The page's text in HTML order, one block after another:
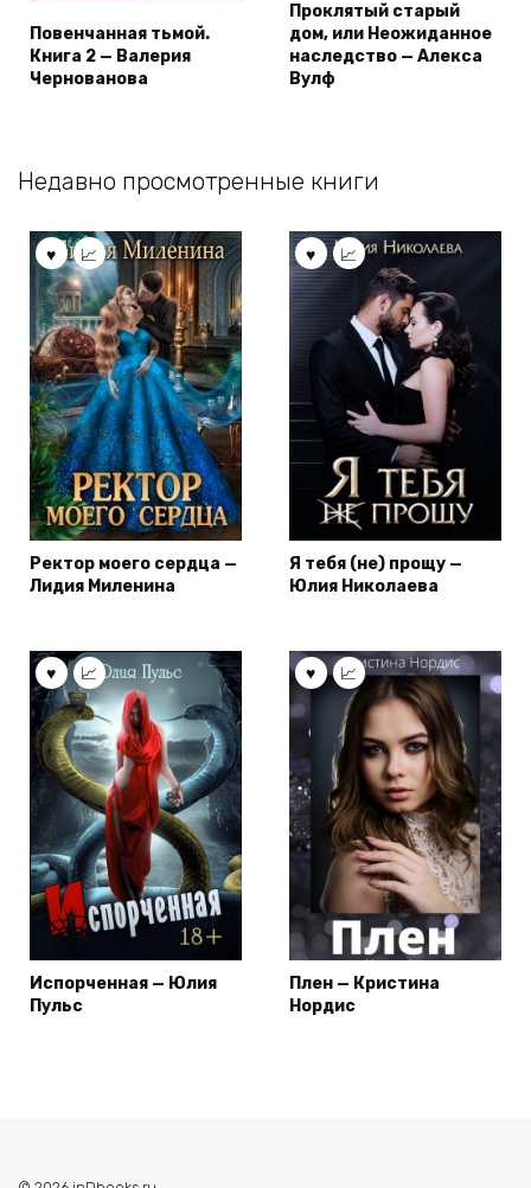
Повенчанная тьмой.
Книга 2 — Валерия
Чернованова
Проклятый старый
дом, или Неожиданное
наследство — Алекса
Вулф
Недавно просмотренные книги
Ректор моего сердца —
Лидия Миленина
Я тебя (не) прощу —
Юлия Николаева
Испорченная — Юлия
Пульс
Плен — Кристина
Нордис